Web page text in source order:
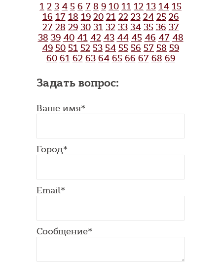
1 2 3 4 5 6 7 8 9 10 11 12 13 14 15
16 17 18 19 20 21 22 23 24 25 26
27 28 29 30 31 32 33 34 35 36 37
38 39 40 41 42 43 44 45 46 47 48
49 50 51 52 53 54 55 56 57 58 59
60 61 62 63 64 65 66 67 68 69
Задать вопрос:
Ваше имя*
Город*
Email*
Сообщение*